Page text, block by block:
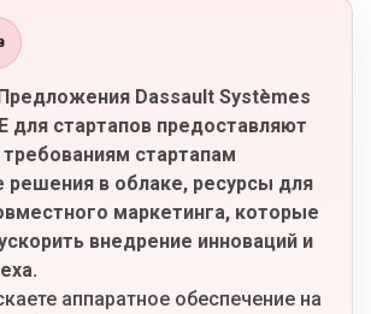
Dassault Systèmes
для стартапов предоставляют
стартапам
в облаке, ресурсы для
маркетинга, которые
внедрение инноваций и
аппаратное обеспечение на